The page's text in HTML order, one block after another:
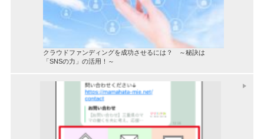
クラウドファンディングを成功させるには？ ～秘訣は
「SNSの力」の活用！～